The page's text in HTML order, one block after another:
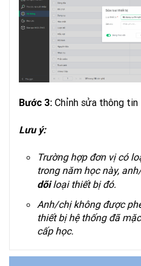
Bước 3: Chỉnh sửa thông
Lưu ý:
Trường hợp đơn vị có
trong năm học này,
dõiloại thiết bị đó.
Anh/chị không được
thiết bị hệ thống đã
cấp học.